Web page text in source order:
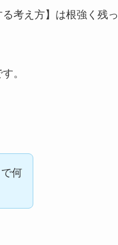
考え方】は根強く残っ
。
何